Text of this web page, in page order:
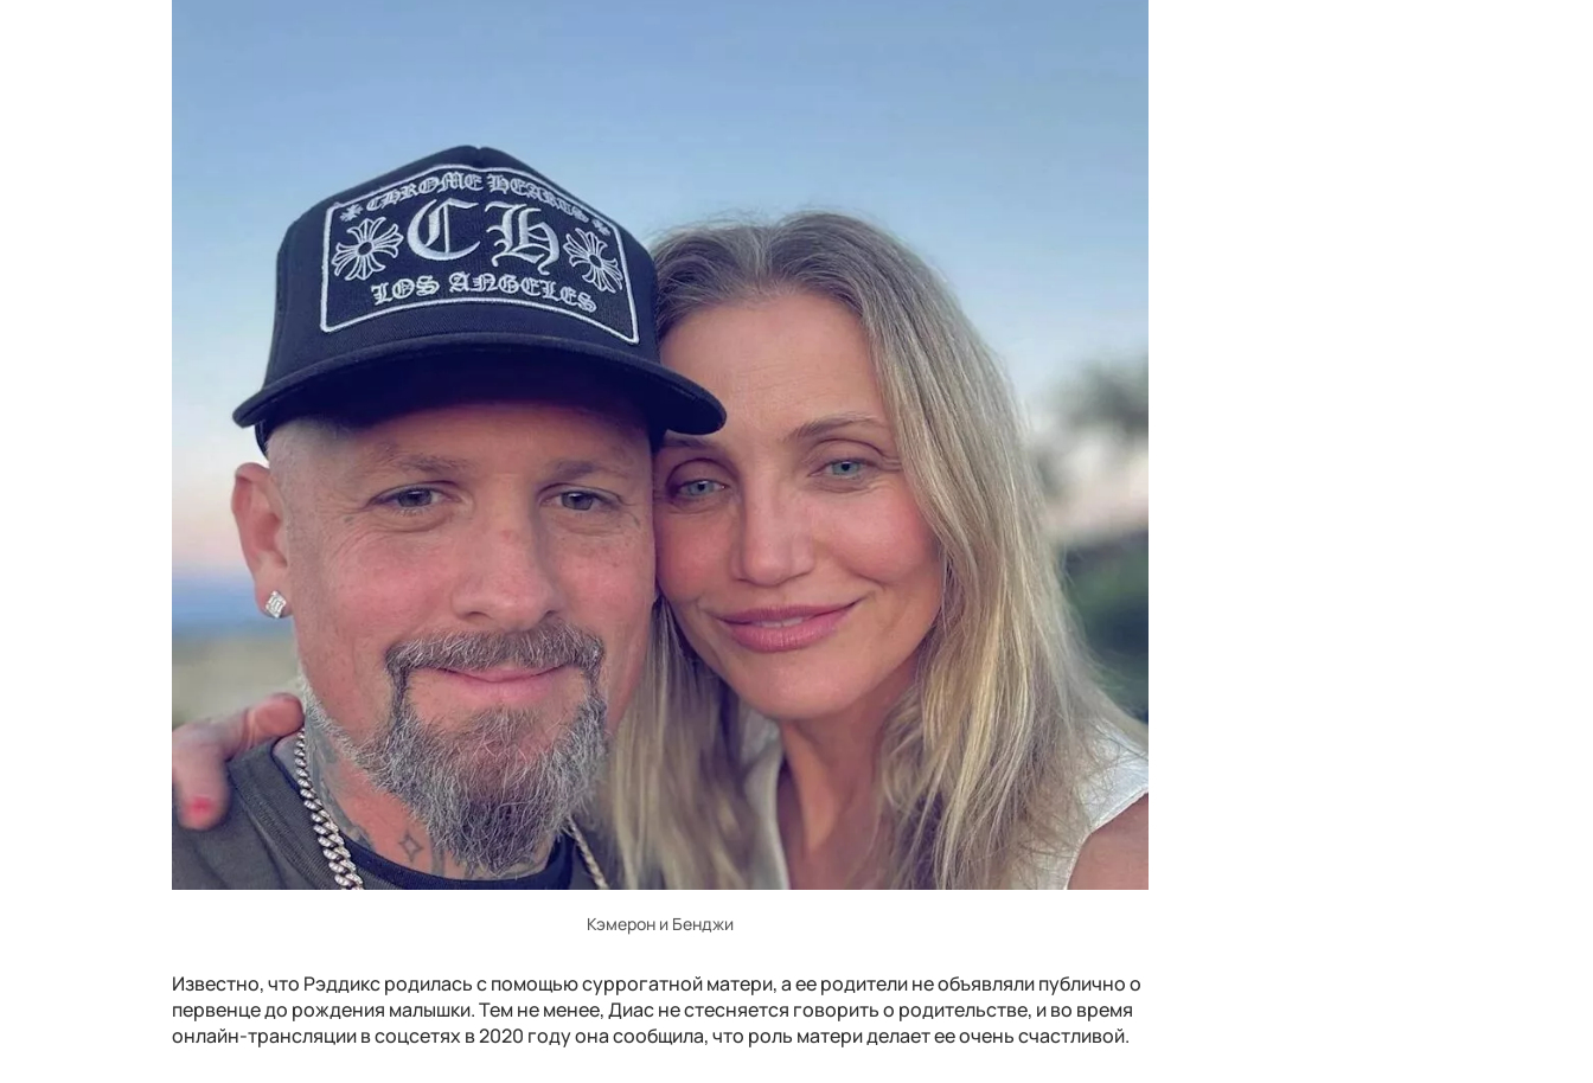
Кэмерон и Бенджи
Известно, что Рэддикс родилась с помощью суррогатной матери, а ее родители не объявляли публично о
первенце до рождения малышки. Тем не менее, Диас не стесняется говорить о родительстве, и во время
онлайн-трансляции в соцсетях в 2020 году она сообщила, что роль матери делает ее очень счастливой.